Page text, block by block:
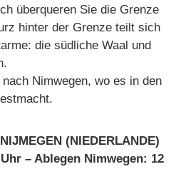
überqueren Sie die Grenze
hinter der Grenze teilt sich
die südliche Waal und
Nimwegen, wo es in den
(NIEDERLANDE)
– Ablegen Nimwegen: 12